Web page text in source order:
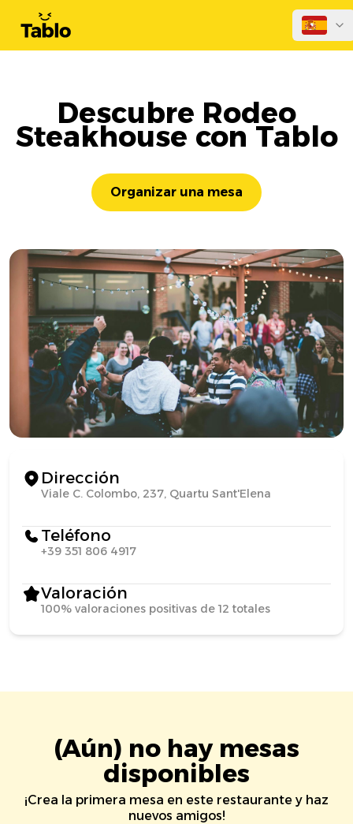
Descubre Rodeo
Steakhouse con Tablo
Organizar una mesa
Dirección
Viale C. Colombo, 237, Quartu Sant'Elena
Teléfono
+39 351 806 4917
Valoración
100% valoraciones positivas de 12 totales
(Aún) no hay mesas
disponibles
¡Crea la primera mesa en este restaurante y haz
nuevos amigos!